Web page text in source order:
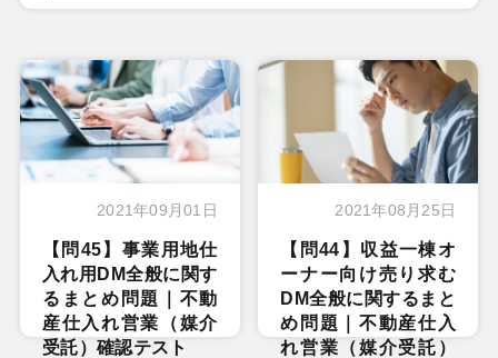
2021年09月01日
【問45】事業用地仕
入れ用DM全般に関す
るまとめ問題｜不動
産仕入れ営業（媒介
受託）確認テスト
2021年08月25日
【問44】収益一棟オ
ーナー向け売り求む
DM全般に関するまと
め問題｜不動産仕入
れ営業（媒介受託）